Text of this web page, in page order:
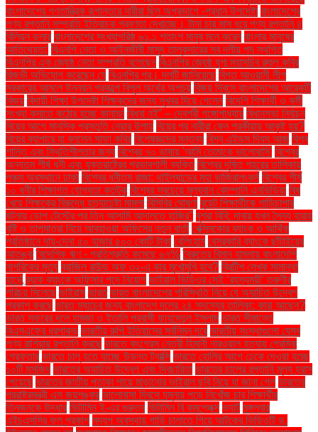
বাংলাদেশের গণতান্ত্রিক রূপান্তরে নারীরা ছিল অগ্রভাগে -প্রধান উপদেষ্টা বাংলাদেশের
পণ্য রপ্তানি সম্প্রতি ইতিবাচক প্রবণতা দেখাচ্ছে। টানা চার মাস ধরে পণ্য রপ্তানি ৪
বিলিয়ন ডলার বাংলাদেশের সংখ্যাগরিষ্ঠ ৬১.১ শতাংশ মানুষ মনে করেন বাংলার মানুষের
আতিথেয়তা' বিএনপি নেতা ও আইনজীবী মাসুদ তালুকদারের সব দলীয় পদ স্থগিত
বিএনপির এক জ্যেষ্ঠ নেতা সম্প্রতি বলেছেন বিএনপির জ্যেষ্ঠ যুগ্ম মহাসচিব রুহুল কবির
রিজভী অভিযোগ করেছেন যে বিএনপির পর। দলটি জানিয়েছে বিগত আওয়ামী লীগ
সরকারের আমলে উন্নয়ন প্রকল্পে বিপুল অর্থের অপচয় বিজয় দিবসে বাংলাদেশের আরেকটি
বিজয় বিদায়ী শিক্ষা উপদেষ্টা শিক্ষকদের জন্য সুখবর দিয়ে গেলেন বিদেশি শিক্ষার্থী ও কর্মী
সংখ্যা কমাতে কঠোর হচ্ছে কানাডা বিধবা নই” – দেবশ্রী গঙ্গোপাধ্যায় বিধানসভা নির্বাচন
বিয়ের আগে মানসিক প্রস্তুতি নেয়ার উপায় বিয়ের পর নারীরা কেন পরকীয়ায় আকৃষ্ট হয়?
বিয়ের ব্যাপারে যা বললেন সাফা কবির বিশেষজ্ঞদের মন্তব্য বিশ্ব এইডস দিবস আজ বিশ্ব
শান্তি এবং স্থিতিশীলতার জন্য বিশ্বের ৭০ ভাষায় 'আমি তোমাকে ভালোবাসি' বিশ্বের
অন্যতম শীর্ষ ধনী এবং যুক্তরাষ্ট্রের প্রভাবশালী ব্যক্তি বিশ্বের দূষিত শহরের তালিকায়
পঞ্চম অবস্থানে ঢাকা বিশ্বের ধনীতম রাজা: থাইল্যান্ডের মহা ভাজিরালংকর্ন বিশ্বের শীর্ষ
১০ ধনীর শিক্ষাগত যোগ্যতা কতটুকু বিশ্বের সবচেয়ে মূল্যবান কোম্পানি এনভিডিয়া বিষ
খেয়ে শিক্ষকের বিরুদ্ধে হত্যাচেষ্টা মামলা বিসিবির ঘোষণা বুয়েট শিক্ষার্থীকে গাড়িচাপার
ঘটনায় ডোপ টেস্টের পর তিন আসামি আদালতে হাজির" বুশরা বিবি: দাবায় যখন সৈন্য হারায়
বৃষ্টি ও তাপমাত্রা নিয়ে আবহাওয়া অফিসের নতুন বার্তা বেক্সিমকোর ব্যাংক ও আর্থিক
প্রতিষ্ঠানে দায়-দেনা ৫০ হাজার ৫০০ কোটি টাকা বেলিংহাম বেসরকারি ব্যাংকে ছাঁটাইয়ের
আতঙ্ক বৈদেশিক ঋণ - প্রতিশ্রুতি কমেছে ৬৭% বৈরুতের বিমান হামলায় বাংলাদেশি
নাগরিকের মৃত্যু ব্রাজিল রাউন্ড অফ ৩২-এ কার মুখোমুখি হবে? ব্রিটিশ লেখক সামান্থা
হার্ভে ব্র্যাক ব্যাংকে অফিসার পদে নিয়োগ ভাইরাল ভিডিওর সেই ‘রহস্যময়ী’ তরুণীর
পরিচয় মিলেছে ভাইরাস ভারত ভারত বাংলাদেশের পরিস্থিতি নিয়ে যে অযাচিত উদ্বেগ
প্রকাশ করছে ভারত ম্যাচের জন্য বাংলাদেশ দলের ২৪ সদস্যের তালিকা: কারা আছেন?
ভারত সফরের দলে হামজা ও ইতালি প্রবাসী ফাহমেদুল ইসলাম ভারত সীমান্তে
বিএসএফের ধরপাকড় ভারতীয় রুপি ইতিহাসের সর্বনিম্ন দরে ভারতীয় সংস্থাগুলো যেসব
পণ্য রাশিয়ায় রপ্তানি করছে ভারতে কংগ্রেস নেত্রী হিমানী নারওয়াল হত্যায় প্রেমিক
গ্রেফতার ভারতে চালু হতে যাচ্ছে উড়ন্ত ট্যাক্সি ভারতে হোলির আগে ঢেকে দেওয়া হচ্ছে
১০টি মসজিদ ভারতের অযাচিত উদ্বেগ এবং দ্বিচারিতা ভারতের চালের রপ্তানি মূল্য হ্রাস
পেয়েছে ভারতের জাতীয় পতাকা পায়ে মাড়ানোর ভাইরাল ছবি নিয়ে যা জানা গেল ভারতের
পররাষ্ট্রমন্ত্রী এস জয়শঙ্কর ভালোবাসা দিবসে যমুনায় পড়ে নিখোঁজ চার শিক্ষার্থীর
তিনজনকে উদ্ধার ভিটামিন ই-এর গুরুত্ব ভিটামিন বি কমপ্লেক্স ভ্যাট মঙ্গলবার
এইচএসসির ফল প্রকাশ মদ্যপ অবস্থায় গাড়ি চালাতে গিয়ে আটকের ভিডিওটি ড.